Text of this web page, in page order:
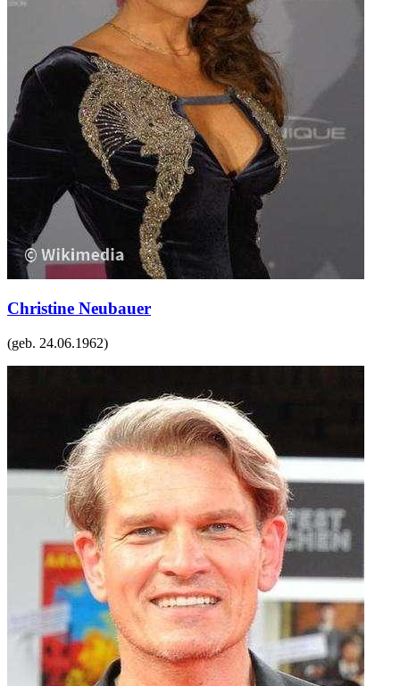
Christine Neubauer
(geb. 24.06.1962)